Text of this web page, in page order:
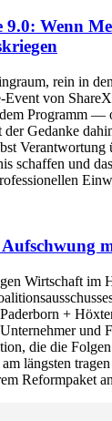
9.0: Wenn
rein in
Event von
Programm —
der Gedanke
Verantwortung
schaffen und
Wirtschaft im
+
und
die die
längsten
Reformpaket